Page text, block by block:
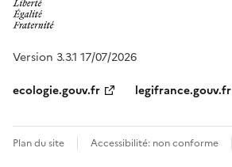
Version 3.3.1 17/07/2026
ecologie.gouv.fr
legifrance.gouv.fr
Plan du site Accessibilité: non conforme